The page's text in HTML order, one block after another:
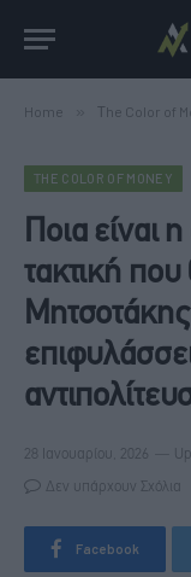
Home Τhe Color of
ΤHE COLOR OF MONEY
Ποια είναι
τακτική
Μητσοτάκης
28 Ιανουαρίου, 2026
Δεν υπάρχουν Σχόλια
Facebook